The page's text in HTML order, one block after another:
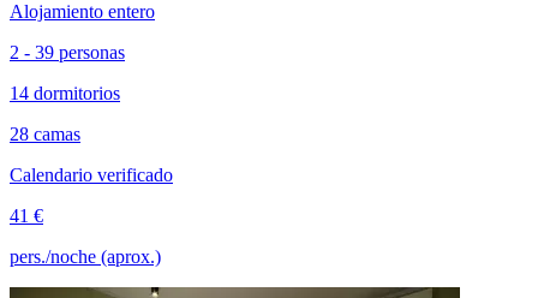
Alojamiento entero
2 - 39 personas
14 dormitorios
28 camas
Calendario verificado
41 €
pers./noche (aprox.)